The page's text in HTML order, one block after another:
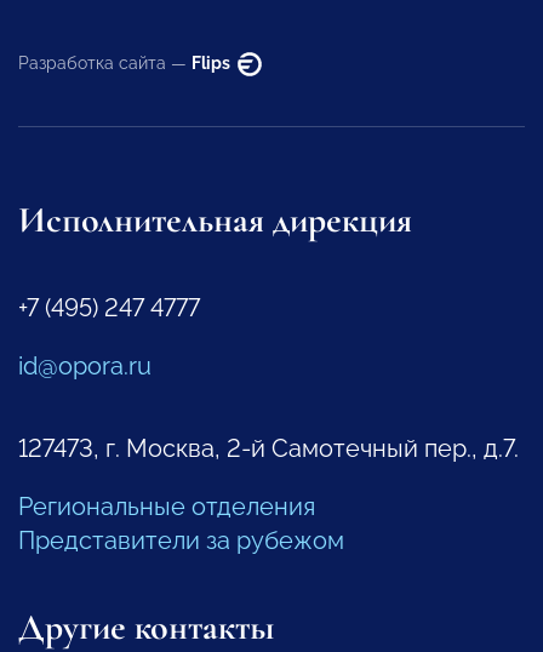
Разработка сайта — Flips
Исполнительная дирекция
+7 (495) 247 4777
id@opora.ru
127473, г. Москва, 2-й Самотечный пер., д.7.
Региональные отделения
Представители за рубежом
Другие контакты